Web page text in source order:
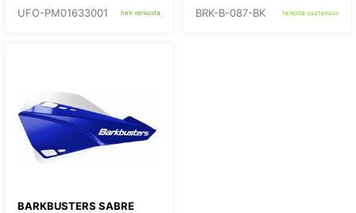
UFO-PM01633001 heti verkosta BRK-B-087-BK tarkista saatavuus
BARKBUSTERS SABRE